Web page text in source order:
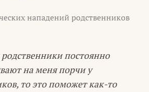
нападений родственников
родственники постоянно
на меня порчи у
то это поможет как-то